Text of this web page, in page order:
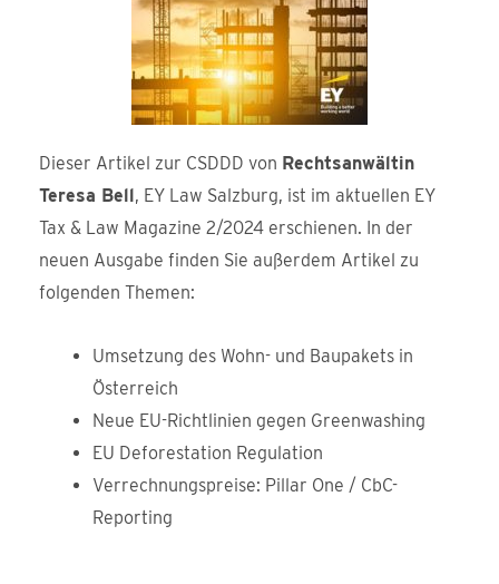
Dieser Artikel zur CSDDD von Rechtsanwältin
Teresa Bell, EY Law Salzburg, ist im aktuellen EY
Tax & Law Magazine 2/2024 erschienen. In der
neuen Ausgabe finden Sie außerdem Artikel zu
folgenden Themen:
Umsetzung des Wohn- und Baupakets in
Österreich
Neue EU-Richtlinien gegen Greenwashing
EU Deforestation Regulation
Verrechnungspreise: Pillar One / CbC-
Reporting